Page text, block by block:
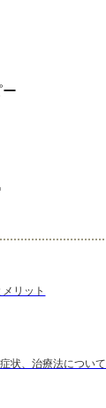
ー
リット
状、治療法について